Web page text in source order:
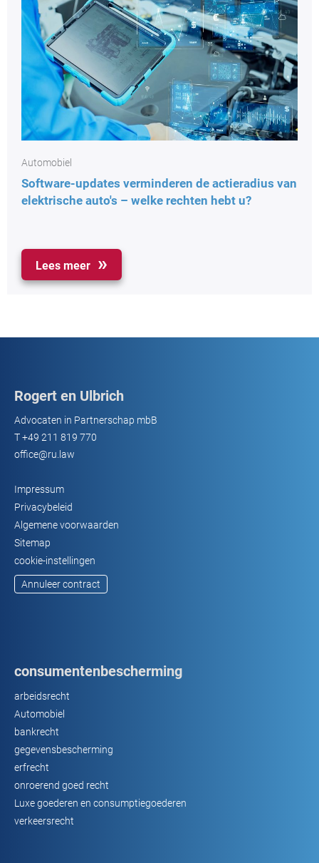
Automobiel
Software-updates verminderen de actieradius van
elektrische auto's – welke rechten hebt u?
Lees meer
Rogert en Ulbrich
Advocaten in Partnerschap mbB
T+49 211 819 770
office@ru.law
Impressum
Privacybeleid
Algemene voorwaarden
Sitemap
cookie-instellingen
Annuleer contract
consumentenbescherming
arbeidsrecht
Automobiel
bankrecht
gegevensbescherming
erfrecht
onroerend goed recht
Luxe goederen en consumptiegoederen
verkeersrecht